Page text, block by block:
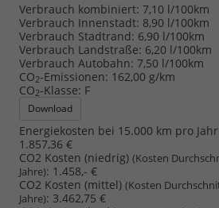
Verbrauch kombiniert: 7,10 l/100km
Verbrauch Innenstadt: 8,90 l/100km
Verbrauch Stadtrand: 6,90 l/100km
Verbrauch Landstraße: 6,20 l/100km
Verbrauch Autobahn: 7,50 l/100km
CO2-Emissionen: 162,00 g/km
CO2-Klasse: F
Download
Energiekosten bei 15.000 km pro
1.857,36 €
CO2 Kosten (niedrig)(Kosten
Jahre): 1.458,- €
CO2 Kosten (mittel)(Kosten
Jahre): 3.462,75 €